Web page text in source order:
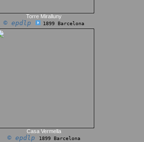
Torre Miralluny
© epdlp 1899 Barcelona
Casa Vermella
© epdlp 1899 Barcelona